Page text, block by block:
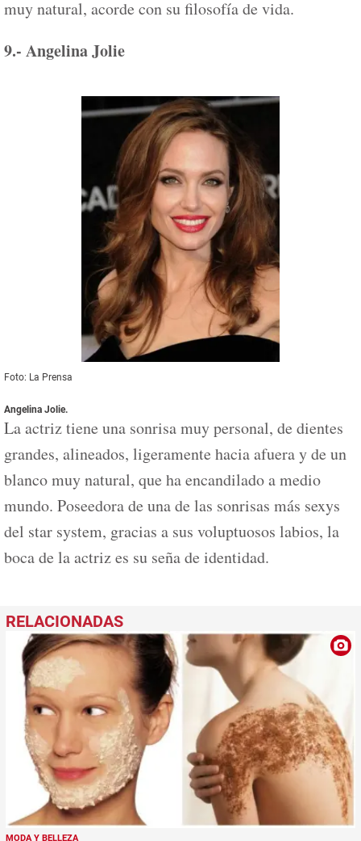
muy natural, acorde con su filosofía de vida.
9.- Angelina Jolie
Foto: La Prensa
Angelina Jolie.
La actriz tiene una sonrisa muy personal, de dientes
grandes, alineados, ligeramente hacia afuera y de un
blanco muy natural, que ha encandilado a medio
mundo. Poseedora de una de las sonrisas más sexys
del star system, gracias a sus voluptuosos labios, la
boca de la actriz es su seña de identidad.
MODA Y BELLEZA